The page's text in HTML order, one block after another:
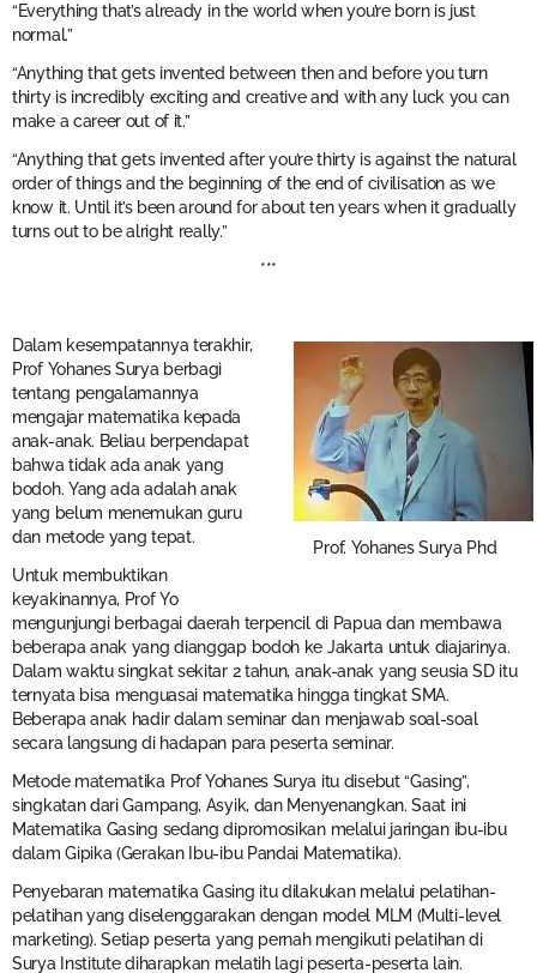
“Everything that’s already in the world when you’re born is just
normal.”
“Anything that gets invented between then and before you turn
thirty is incredibly exciting and creative and with any luck you can
make a career out of it.”
“Anything that gets invented after you’re thirty is against the natural
order of things and the beginning of the end of civilisation as we
know it. Until it’s been around for about ten years when it gradually
turns out to be alright really.”
***
Prof. Yohanes Surya Phd
Dalam kesempatannya terakhir,
Prof Yohanes Surya berbagi
tentang pengalamannya
mengajar matematika kepada
anak-anak. Beliau berpendapat
bahwa tidak ada anak yang
bodoh. Yang ada adalah anak
yang belum menemukan guru
dan metode yang tepat.
Untuk membuktikan
keyakinannya, Prof Yo
mengunjungi berbagai daerah terpencil di Papua dan membawa
beberapa anak yang dianggap bodoh ke Jakarta untuk diajarinya.
Dalam waktu singkat sekitar 2 tahun, anak-anak yang seusia SD itu
ternyata bisa menguasai matematika hingga tingkat SMA.
Beberapa anak hadir dalam seminar dan menjawab soal-soal
secara langsung di hadapan para peserta seminar.
Metode matematika Prof Yohanes Surya itu disebut “Gasing”,
singkatan dari Gampang, Asyik, dan Menyenangkan. Saat ini
Matematika Gasing sedang dipromosikan melalui jaringan ibu-ibu
dalam Gipika (Gerakan Ibu-ibu Pandai Matematika).
Penyebaran matematika Gasing itu dilakukan melalui pelatihan-
pelatihan yang diselenggarakan dengan model MLM (Multi-level
marketing). Setiap peserta yang pernah mengikuti pelatihan di
Surya Institute diharapkan melatih lagi peserta-peserta lain.